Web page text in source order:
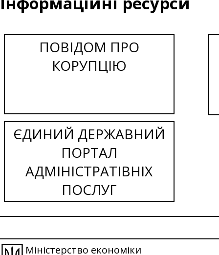
ПОВІДОМ ПРО
КОРУПЦІЮ
ЄДИНИЙ ДЕРЖАВНИЙ
ПОРТАЛ
АДМІНІСТРАТІВНІХ
ПОСЛУГ
Міністерство економіки